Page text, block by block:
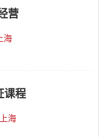
营
上海
课程
上海